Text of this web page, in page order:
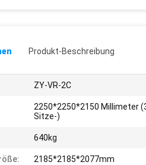
Produkt-Beschreibung
ZY-VR-2C
2250*2250*2150 Millimeter
Sitze-)
640kg
2185*2185*2077mm